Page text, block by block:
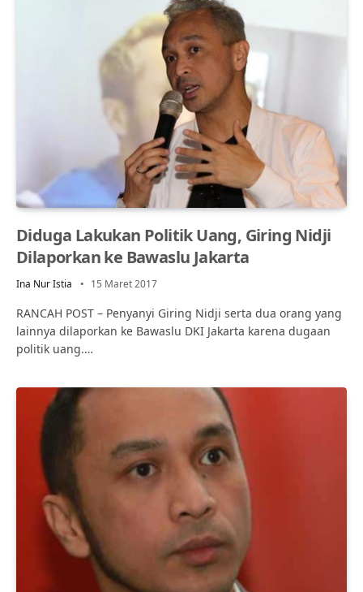
Diduga Lakukan Politik Uang, Giring Nidji
Dilaporkan ke Bawaslu Jakarta
Ina Nur Istia 15 Maret 2017
RANCAH POST – Penyanyi Giring Nidji serta dua orang yang
lainnya dilaporkan ke Bawaslu DKI Jakarta karena dugaan
politik uang.…